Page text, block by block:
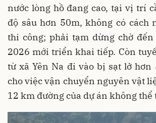
nước lòng hồ đang cao, tại vị trí
độ sâu hơn 50m, không có cách
thi công; phải tạm dừng chờ
2026 mới triển khai tiếp. Còn
từ xã Yên Na đi vào bị sạt lở
cho việc vận chuyển nguyên vật
12 km đường của dự án không thể